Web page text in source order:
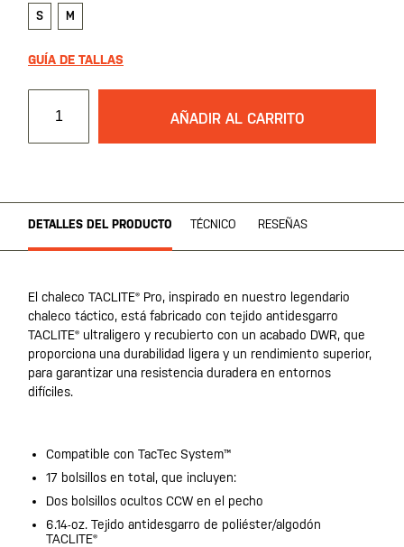
S M
GUÍA DE TALLAS
AÑADIR AL CARRITO
DETALLES DEL PRODUCTO TÉCNICO RESEÑAS
El chaleco TACLITE® Pro, inspirado en nuestro legendario
chaleco táctico, está fabricado con tejido antidesgarro
TACLITE® ultraligero y recubierto con un acabado DWR, que
proporciona una durabilidad ligera y un rendimiento superior,
para garantizar una resistencia duradera en entornos
difíciles.
Compatible con TacTec System™
17 bolsillos en total, que incluyen:
Dos bolsillos ocultos CCW en el pecho
6.14-oz. Tejido antidesgarro de poliéster/algodón
TACLITE®